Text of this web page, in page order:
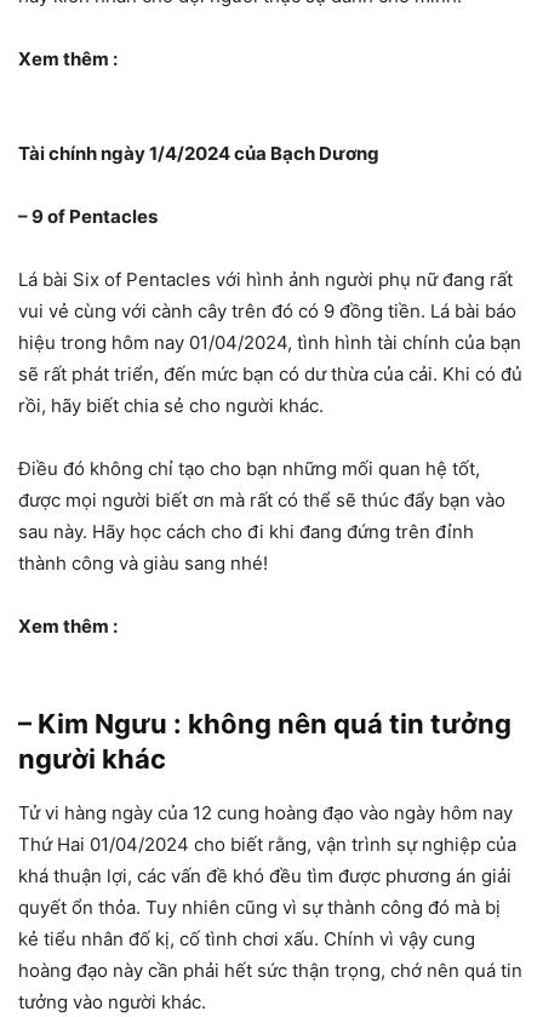
Xem thêm :
Tài chính ngày 1/4/2024 của Bạch Dương
– 9 of Pentacles
Lá bài Six of Pentacles với hình ảnh người phụ nữ đang rất
vui vẻ cùng với cành cây trên đó có 9 đồng tiền. Lá bài báo
hiệu trong hôm nay 01/04/2024, tình hình tài chính của bạn
sẽ rất phát triển, đến mức bạn có dư thừa của cải. Khi có đủ
rồi, hãy biết chia sẻ cho người khác.
Điều đó không chỉ tạo cho bạn những mối quan hệ tốt,
được mọi người biết ơn mà rất có thể sẽ thúc đẩy bạn vào
sau này. Hãy học cách cho đi khi đang đứng trên đỉnh
thành công và giàu sang nhé!
Xem thêm :
– Kim Ngưu : không nên quá tin tưởng
người khác
Tử vi hàng ngày của 12 cung hoàng đạo vào ngày hôm nay
Thứ Hai 01/04/2024 cho biết rằng, vận trình sự nghiệp của
khá thuận lợi, các vấn đề khó đều tìm được phương án giải
quyết ổn thỏa. Tuy nhiên cũng vì sự thành công đó mà bị
kẻ tiểu nhân đố kị, cố tình chơi xấu. Chính vì vậy cung
hoàng đạo này cần phải hết sức thận trọng, chớ nên quá tin
tưởng vào người khác.